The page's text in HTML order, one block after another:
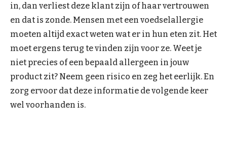
in, dan verliest deze klant zijn of haar vertrouwen
en dat is zonde. Mensen met een voedselallergie
moeten altijd exact weten wat er in hun eten zit. Het
moet ergens terug te vinden zijn voor ze. Weet je
niet precies of een bepaald allergeen in jouw
product zit? Neem geen risico en zeg het eerlijk. En
zorg ervoor dat deze informatie de volgende keer
wel voorhanden is.